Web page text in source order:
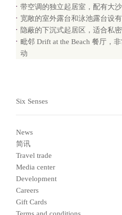
带空调的独立起居室，配有大
宽敞的室外露台和泳池露台设
隐蔽的下沉式起居区，适合私
毗邻 Drift at the Beach 餐厅，
动
Six Senses
News
简讯
Travel trade
Media center
Development
Careers
Gift Cards
Terms and conditions